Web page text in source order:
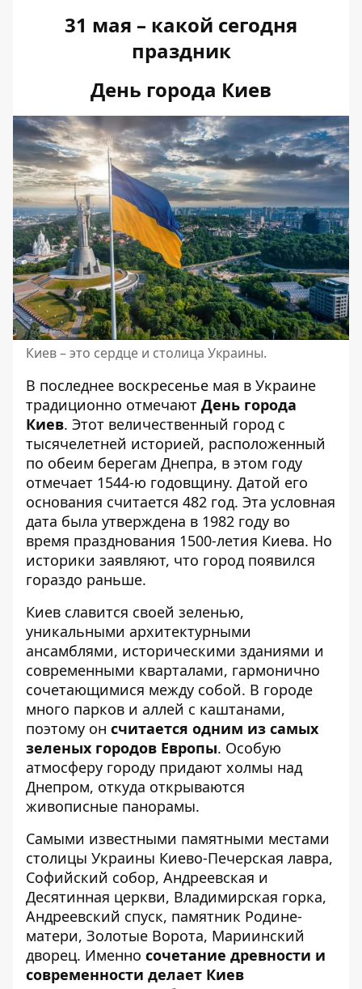
31 мая – какой сегодня
праздник
День города Киев
Киев – это сердце и столица Украины.
В последнее воскресенье мая в Украине
традиционно отмечают День города
Киев. Этот величественный город с
тысячелетней историей, расположенный
по обеим берегам Днепра, в этом году
отмечает 1544-ю годовщину. Датой его
основания считается 482 год. Эта условная
дата была утверждена в 1982 году во
время празднования 1500-летия Киева. Но
историки заявляют, что город появился
гораздо раньше.
Киев славится своей зеленью,
уникальными архитектурными
ансамблями, историческими зданиями и
современными кварталами, гармонично
сочетающимися между собой. В городе
много парков и аллей с каштанами,
поэтому он считается одним из самых
зеленых городов Европы. Особую
атмосферу городу придают холмы над
Днепром, откуда открываются
живописные панорамы.
Самыми известными памятными местами
столицы Украины Киево-Печерская лавра,
Софийский собор, Андреевская и
Десятинная церкви, Владимирская горка,
Андреевский спуск, памятник Родине-
матери, Золотые Ворота, Мариинский
дворец. Именно сочетание древности и
современности делает Киев